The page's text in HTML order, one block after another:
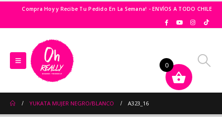
Compra Hoy y Recibe Tu Pedido En La Semana! - ENVÍOS A TODO CHILE
YUKATA MUJER NEGRO/BLANCO A323_16
0